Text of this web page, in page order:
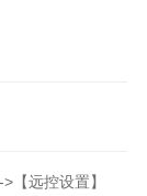
【远控设置】